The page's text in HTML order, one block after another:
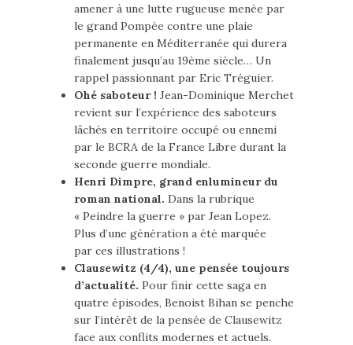
amener à une lutte rugueuse menée par
le grand Pompée contre une plaie
permanente en Méditerranée qui durera
finalement jusqu’au 19ème siècle… Un
rappel passionnant par Eric Tréguier.
Ohé saboteur ! Jean-Dominique Merchet
revient sur l’expérience des saboteurs
lâchés en territoire occupé ou ennemi
par le BCRA de la France Libre durant la
seconde guerre mondiale.
Henri Dimpre, grand enlumineur du
roman national. Dans la rubrique
« Peindre la guerre » par Jean Lopez.
Plus d’une génération a été marquée
par ces illustrations !
Clausewitz (4/4), une pensée toujours
d’actualité. Pour finir cette saga en
quatre épisodes, Benoist Bihan se penche
sur l’intérêt de la pensée de Clausewitz
face aux conflits modernes et actuels.